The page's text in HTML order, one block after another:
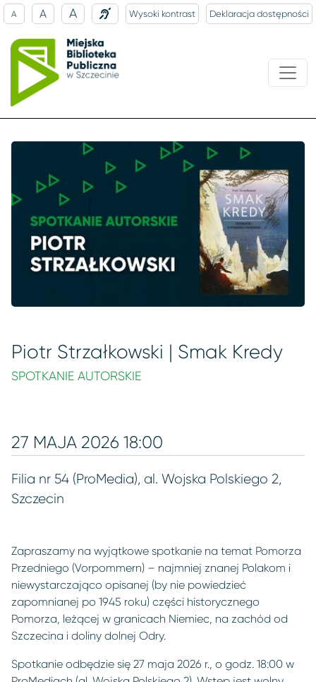
A A A Wysoki kontrast Deklaracja dostępności
Piotr Strzałkowski | Smak Kredy
SPOTKANIE AUTORSKIE
27 MAJA 2026 18:00
Filia nr 54 (ProMedia), al. Wojska Polskiego 2,
Szczecin
Zapraszamy na wyjątkowe spotkanie na temat Pomorza
Przedniego (Vorpommern) – najmniej znanej Polakom i
niewystarczająco opisanej (by nie powiedzieć
zapomnianej po 1945 roku) części historycznego
Pomorza, leżącej w granicach Niemiec, na zachód od
Szczecina i doliny dolnej Odry.
Spotkanie odbędzie się 27 maja 2026 r., o godz. 18:00 w